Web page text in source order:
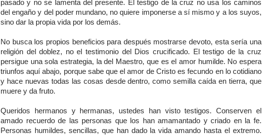
pasado y no se lamenta del presente. El testigo de la cruz no usa los caminos
del engaño y del poder mundano, no quiere imponerse a sí mismo y a los suyos,
sino dar la propia vida por los demás.
No busca los propios beneficios para después mostrarse devoto, esta sería una
religión del doblez, no el testimonio del Dios crucificado. El testigo de la cruz
persigue una sola estrategia, la del Maestro, que es el amor humilde. No espera
triunfos aquí abajo, porque sabe que el amor de Cristo es fecundo en lo cotidiano
y hace nuevas todas las cosas desde dentro, como semilla caída en tierra, que
muere y da fruto.
Queridos hermanos y hermanas, ustedes han visto testigos. Conserven el
amado recuerdo de las personas que los han amamantado y criado en la fe.
Personas humildes, sencillas, que han dado la vida amando hasta el extremo.